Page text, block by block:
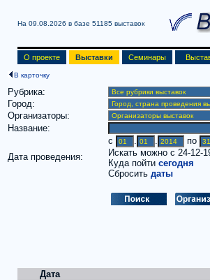
На 09.08.2026 в базе 51185 выставок
О проекте Выставки Семинары
В карточку
Рубрика:
Город:
Организаторы:
Название:
Дата проведения:
c . . по
Искать можно с 24-12-
Куда пойти сегодня
Сбросить даты
Дата